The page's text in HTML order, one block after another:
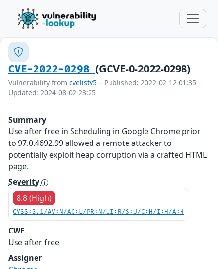
CVE-2022-0298(GCVE-0-2022-0298)
Vulnerability from cvelistv5 – Published: 2022-02-12 01:35 –
Updated: 2024-08-02 23:25
Summary
Use after free in Scheduling in Google Chrome prior
to 97.0.4692.99 allowed a remote attacker to
potentially exploit heap corruption via a crafted HTML
page.
Severity
8.8 (High)
CVSS:3.1/AV:N/AC:L/PR:N/UI:R/S:U/C:H/I:H/A:H
CWE
Use after free
Assigner